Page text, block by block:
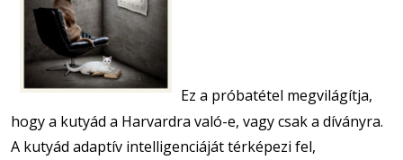
Ez a próbatétel megvilágítja,
hogy a kutyád a Harvardra való-e, vagy csak a díványra.
A kutyád adaptív intelligenciáját térképezi fel,